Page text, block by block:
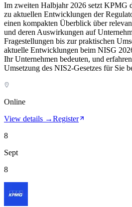
Im zweiten Halbjahr 2026 setzt KPMG
zu aktuellen Entwicklungen der
einen kompakten Überblick über
und deren Auswirkungen auf
Fragestellungen bis zur praktischen
aktuelle Entwicklungen beim NISG
Ihr Unternehmen bedeuten, und
Umsetzung des NIS2-Gesetzes für Sie
Online
View details →Register
8
Sept
8